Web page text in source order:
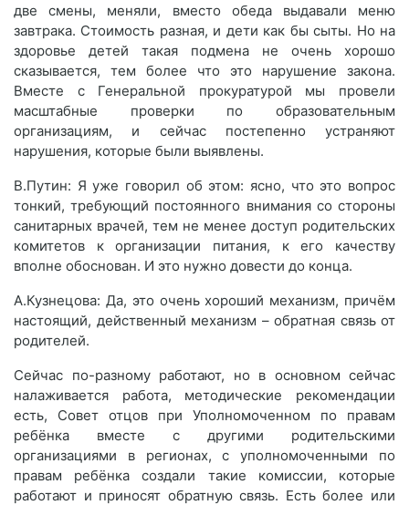
две смены, меняли, вместо обеда выдавали меню
завтрака. Стоимость разная, и дети как бы сыты. Но на
здоровье детей такая подмена не очень хорошо
сказывается, тем более что это нарушение закона.
Вместе с Генеральной прокуратурой мы провели
масштабные проверки по образовательным
организациям, и сейчас постепенно устраняют
нарушения, которые были выявлены.
В.Путин: Я уже говорил об этом: ясно, что это вопрос
тонкий, требующий постоянного внимания со стороны
санитарных врачей, тем не менее доступ родительских
комитетов к организации питания, к его качеству
вполне обоснован. И это нужно довести до конца.
А.Кузнецова: Да, это очень хороший механизм, причём
настоящий, действенный механизм – обратная связь от
родителей.
Сейчас по-разному работают, но в основном сейчас
налаживается работа, методические рекомендации
есть, Совет отцов при Уполномоченном по правам
ребёнка вместе с другими родительскими
организациями в регионах, с уполномоченными по
правам ребёнка создали такие комиссии, которые
работают и приносят обратную связь. Есть более или